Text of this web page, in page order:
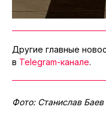
Другие главные
в Telegram-канале.
Фото: Станислав Баев